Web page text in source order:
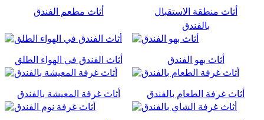
أثاث مطعم الفندق
أثاث منطقة الاستقبال
بالفندق
أثاث الفندق في الهواء الطلق أثاث بهو الفندق
أثاث غرفة المعيشة بالفندق أثاث غرفة الطعام بالفندق